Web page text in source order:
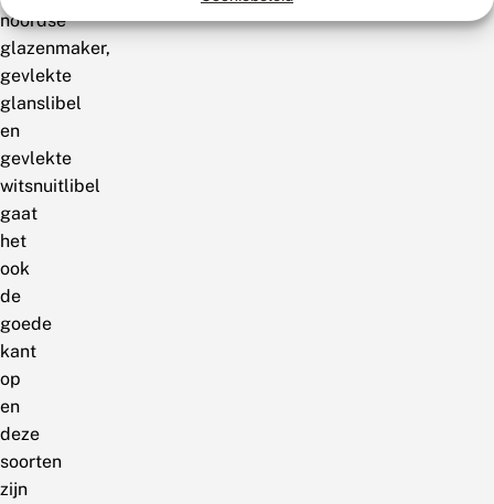
noordse
glazenmaker,
gevlekte
glanslibel
en
gevlekte
witsnuitlibel
gaat
het
ook
de
goede
kant
op
en
deze
soorten
zijn